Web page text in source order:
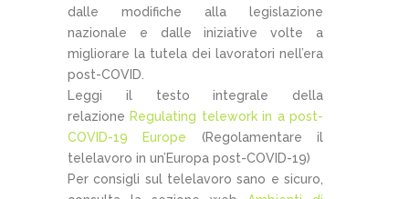
dalle modifiche alla legislazione
nazionale e dalle iniziative volte a
migliorare la tutela dei lavoratori nell’era
post-COVID.
Leggi il testo integrale della
relazione Regulating telework in a post-
COVID-19 Europe (Regolamentare il
telelavoro in un’Europa post-COVID-19)
Per consigli sul telelavoro sano e sicuro,